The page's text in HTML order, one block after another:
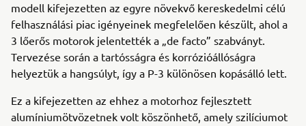
modell kifejezetten az egyre növekvő kereskedelmi célú
felhasználási piac igényeinek megfelelően készült, ahol a
3 lőerős motorok jelentették a „de facto” szabványt.
Tervezése során a tartósságra és korrózióállóságra
helyeztük a hangsúlyt, így a P-3 különösen kopásálló lett.
Ez a kifejezetten az ehhez a motorhoz fejlesztett
alumíniumötvözetnek volt köszönhető, amely szilíciumot